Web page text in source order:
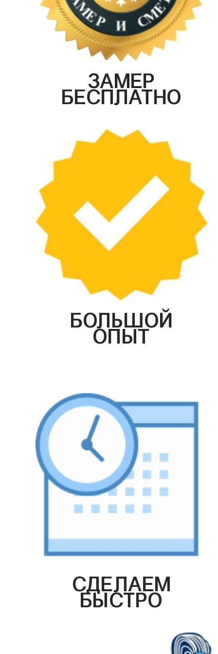
ЗАМЕР
БЕСПЛАТНО
БОЛЬШОЙ
ОПЫТ
СДЕЛАЕМ
БЫСТРО